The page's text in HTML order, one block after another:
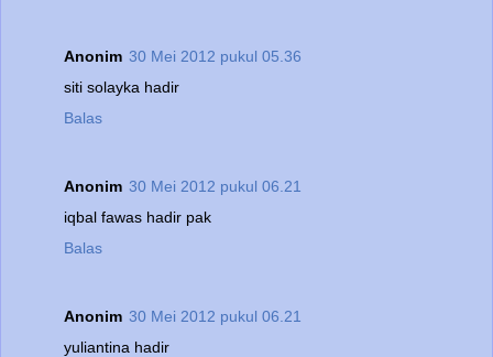
Anonim 30 Mei 2012 pukul 05.36
siti solayka hadir
Balas
Anonim 30 Mei 2012 pukul 06.21
iqbal fawas hadir pak
Balas
Anonim 30 Mei 2012 pukul 06.21
yuliantina hadir